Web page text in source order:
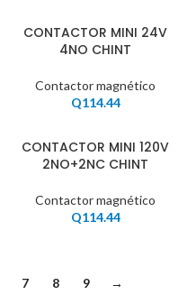
CONTACTOR MINI 24V
4NO CHINT
Contactor magnético
Q114.44
CONTACTOR MINI 120V
2NO+2NC CHINT
Contactor magnético
Q114.44
7 8 9 →